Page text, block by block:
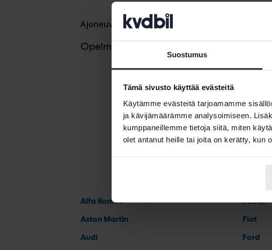
Suostumus
Tämä sivusto käyttää evästeitä
Käytämme evästeitä tarjoamamme
ja kävijämäärämme analysoimiseen.
kumppaneillemme tietoja siitä, miten
olet antanut heille tai joita on kerätty, kun
Ajoneuvot Opel
Opelmallit
Alfa Romeo
Aston Martin
Audi
Ferrari
Fiat
Ford